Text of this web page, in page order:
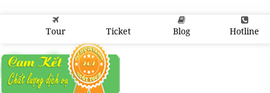
Tour Ticket Blog Hotline